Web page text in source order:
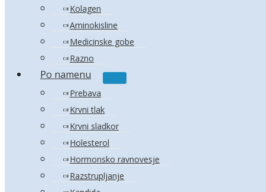
Kolagen
Aminokisline
Medicinske gobe
Razno
Po namenu
Menu
Prebava
Krvni tlak
Krvni sladkor
Holesterol
Hormonsko ravnovesje
Razstrupljanje